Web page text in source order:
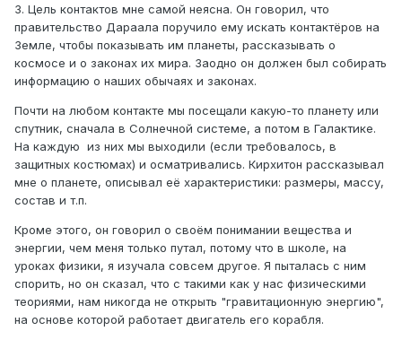
пару лет назад её опять забирали для экскурсии на
Солнце, так как там(по её словам) находится портал в
другое измерение. После этой экскурсии всё опять
прекратилось. Особо распространяться об этом она не
желает, так как понимает, что из её окружения, ей никто
не поверит.
3. Цель контактов мне самой неясна. Он говорил, что
правительство Дараала поручило ему искать контактёров на
Земле, чтобы показывать им планеты, рассказывать о
космосе и о законах их мира. Заодно он должен был собирать
информацию о наших обычаях и законах.
Почти на любом контакте мы посещали какую-то планету или
спутник, сначала в Солнечной системе, а потом в Галактике.
На каждую из них мы выходили (если требовалось, в
защитных костюмах) и осматривались. Кирхитон рассказывал
мне о планете, описывал её характеристики: размеры, массу,
состав и т.п.
Кроме этого, он говорил о своём понимании вещества и
энергии, чем меня только путал, потому что в школе, на
уроках физики, я изучала совсем другое. Я пыталась с ним
спорить, но он сказал, что с такими как у нас физическими
теориями, нам никогда не открыть "гравитационную энергию",
на основе которой работает двигатель его корабля.